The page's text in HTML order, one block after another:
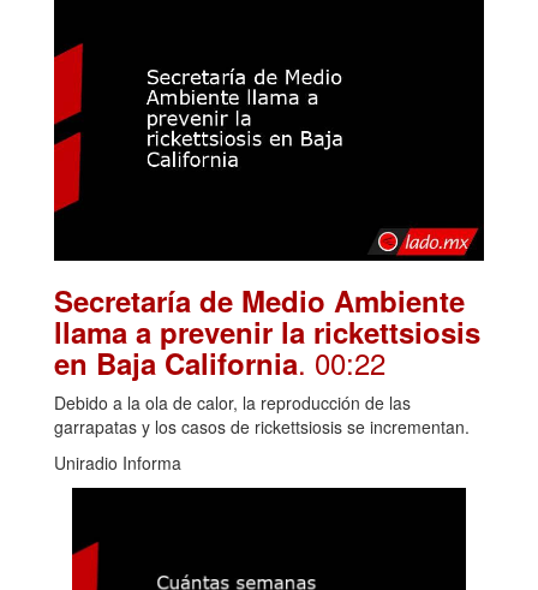
Secretaría de Medio Ambiente
llama a prevenir la rickettsiosis
en Baja California. 00:22
Debido a la ola de calor, la reproducción de las
garrapatas y los casos de rickettsiosis se incrementan.
Uniradio Informa